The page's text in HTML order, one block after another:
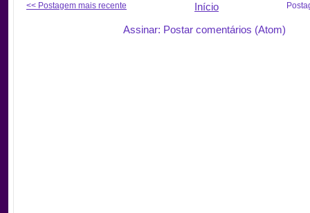
<< Postagem mais recente
Início
Assinar: Postar comentários (Atom)